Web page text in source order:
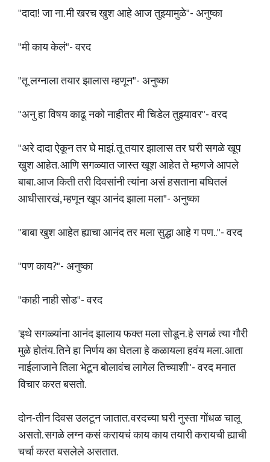
"दादा! जा ना. मी खरच खुश आहे आज तुझ्यामुळे"- अनुष्का
"मी काय केलं"- वरद
"तू लग्नाला तयार झालास म्हणून"- अनुष्का
"अनु हा विषय काढू नको नाहीतर मी चिडेल तुझ्यावर"- वरद
"अरे दादा ऐकून तर घे माझं. तू तयार झालास तर घरी सगळे खूप
खुश आहेत. आणि सगळ्यात जास्त खूश आहेत ते म्हणजे आपले
बाबा. आज किती तरी दिवसांनी त्यांना असं हसताना बघितलं
आधीसारखं, म्हणून खूप आनंद झाला मला"- अनुष्का
"बाबा खुश आहेत ह्याचा आनंद तर मला सुद्धा आहे ग पण.."- वरद
"पण काय?"- अनुष्का
"काही नाही सोड"- वरद
'इथे सगळ्यांना आनंद झालाय फक्त मला सोडून. हे सगळं त्या गौरी
मुळे होतंय. तिने हा निर्णय का घेतला हे कळायला हवंय मला. आता
नाईलाजाने तिला भेटून बोलावंच लागेल तिच्याशी"- वरद मनात
विचार करत बसतो.
दोन-तीन दिवस उलटून जातात. वरदच्या घरी नुस्ता गोंधळ चालू
असतो. सगळे लग्न कसं करायचं काय काय तयारी करायची ह्याची
चर्चा करत बसलेले असतात.